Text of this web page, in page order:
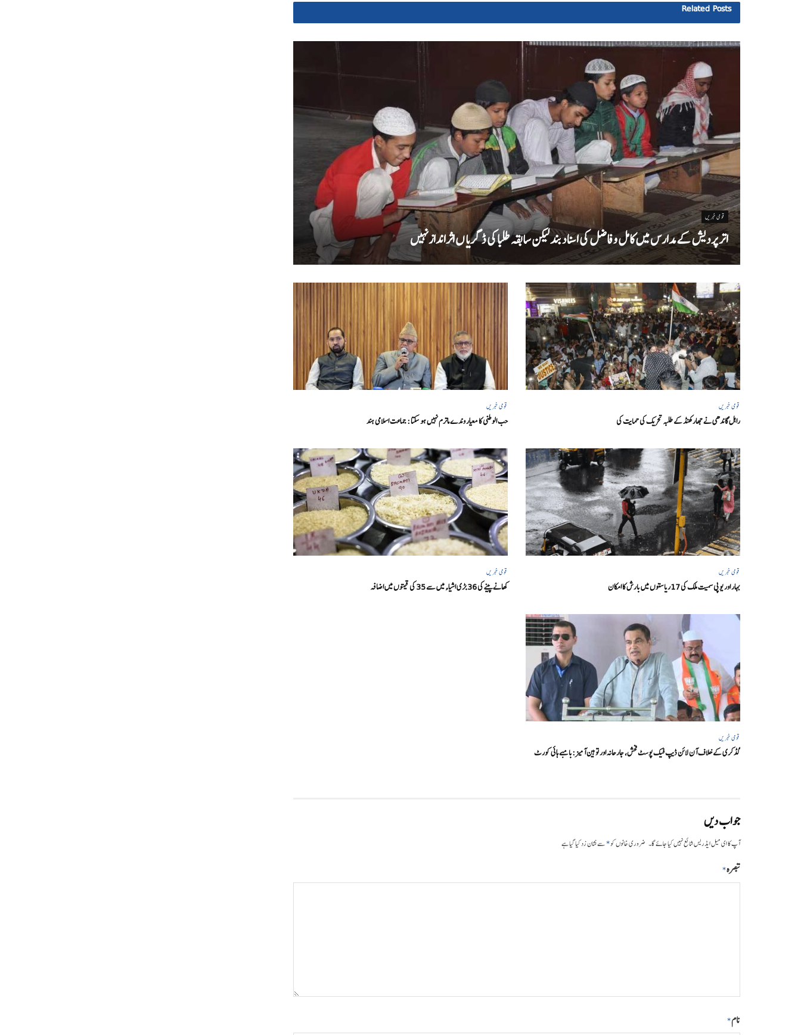
Related Posts
قومی خبریں
اتر پردیش کےمدارس میں کامل و فاضل کی اسناد بند لیکن سابقہ طلبا کی ڈگریا ں اثرانداز نہیں
قومی خبریں
راہل گاندھی نے جھارکھنڈ کے طلبہ تحریک کی حمایت کی
قومی خبریں
حب الوطنی کا معیار وندے ماترم نہیں ہو سکتا : جماعت اسلامی ہند
قومی خبریں
بہار اور یو پی سمیت ملک کی 17ریاستوں میں بارش کا امکان
قومی خبریں
کھانے پینے کی 36 بڑی اشیاء میں سے 35 کی قیمتوں میں اضافہ
قومی خبریں
گڈکری کے خلاف آن لائن ڈیپ فیک پوسٹ فحش، جارحانہ اور توہین آمیز:بامبے ہائی کورٹ
جواب دیں
آپ کا ای میل ایڈریس شائع نہیں کیا جائے گا۔ ضروری خانوں کو*سے نشان زد کیا گیا ہے
تبصرہ*
نام*